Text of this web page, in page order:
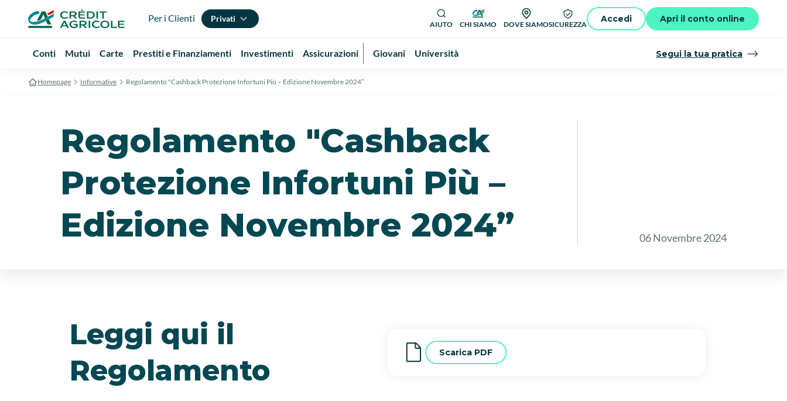
Per i Clienti Privati
AIUTO CHI SIAMO DOVE SIAMOSICUREZZA
Accedi Apri il conto online
Conti Mutui Carte Prestiti e Finanziamenti Investimenti Assicurazioni Giovani Università Segui la tua pratica
Homepage Informative Regolamento "Cashback Protezione Infortuni Più – Edizione Novembre 2024”
Regolamento "Cashback
Protezione Infortuni Più –
Edizione Novembre 2024”
06 Novembre 2024
Leggi qui il
Regolamento
Scarica PDF